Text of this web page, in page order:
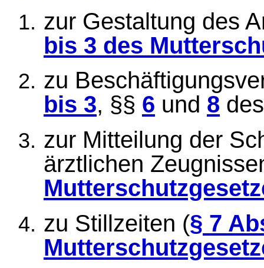
zur Gestaltung des
bis 3 des
zu
bis 3, §§ 6 und 8
zur Mitteilung der
ärztlichen
zu Stillzeiten (§ 7